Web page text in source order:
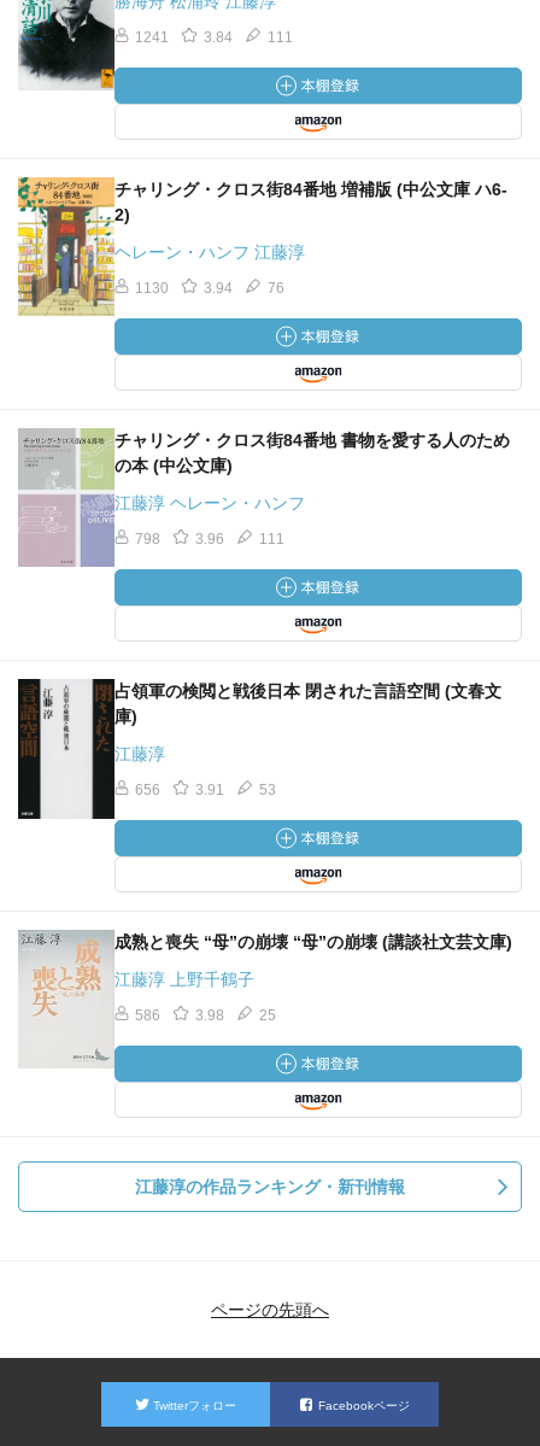
1241 3.84 111
チャリング・クロス街84番地 増補版 (中公文庫 ハ6-
2)
ヘレーン・ハンフ 江藤淳
1130 3.94 76
チャリング・クロス街84番地 書物を愛する人のため
の本 (中公文庫)
江藤淳 ヘレーン・ハンフ
798 3.96 111
占領軍の検閲と戦後日本 閉された言語空間 (文春文
庫)
江藤淳
656 3.91 53
成熟と喪失 “母”の崩壊 “母”の崩壊 (講談社文芸文庫)
江藤淳 上野千鶴子
586 3.98 25
江藤淳の作品ランキング・新刊情報
ページの先頭へ
Twitterフォロー Facebookページ